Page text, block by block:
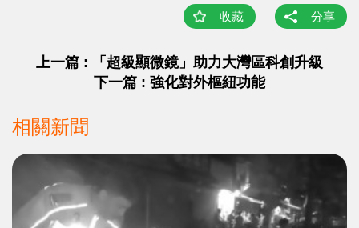
收藏 分享
上一篇 : 「超級顯微鏡」助力大灣區科創升級
下一篇 : 強化對外樞紐功能
相關新聞